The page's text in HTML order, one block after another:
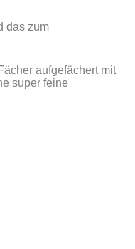
das zum
aufgefächert mit
super feine